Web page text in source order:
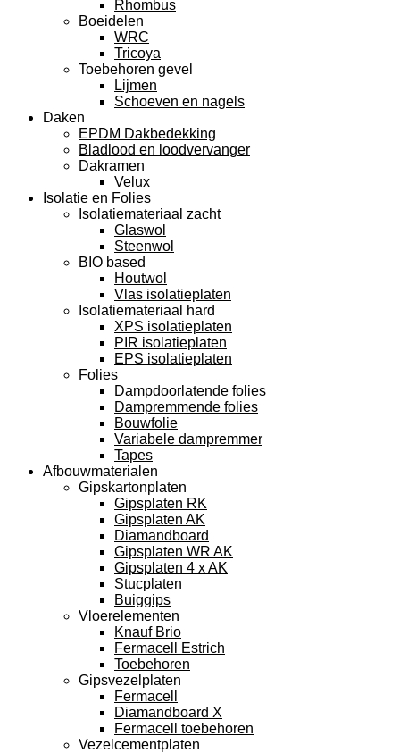
Rhombus
Boeidelen
WRC
Tricoya
Toebehoren gevel
Lijmen
Schoeven en nagels
Daken
EPDM Dakbedekking
Bladlood en loodvervanger
Dakramen
Velux
Isolatie en Folies
Isolatiemateriaal zacht
Glaswol
Steenwol
BIO based
Houtwol
Vlas isolatieplaten
Isolatiemateriaal hard
XPS isolatieplaten
PIR isolatieplaten
EPS isolatieplaten
Folies
Dampdoorlatende folies
Dampremmende folies
Bouwfolie
Variabele dampremmer
Tapes
Afbouwmaterialen
Gipskartonplaten
Gipsplaten RK
Gipsplaten AK
Diamandboard
Gipsplaten WR AK
Gipsplaten 4 x AK
Stucplaten
Buiggips
Vloerelementen
Knauf Brio
Fermacell Estrich
Toebehoren
Gipsvezelplaten
Fermacell
Diamandboard X
Fermacell toebehoren
Vezelcementplaten